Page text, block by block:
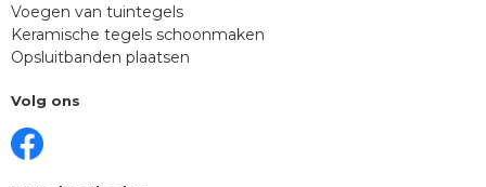
Voegen van tuintegels
Keramische tegels schoonmaken
Opsluitbanden plaatsen
Volg ons